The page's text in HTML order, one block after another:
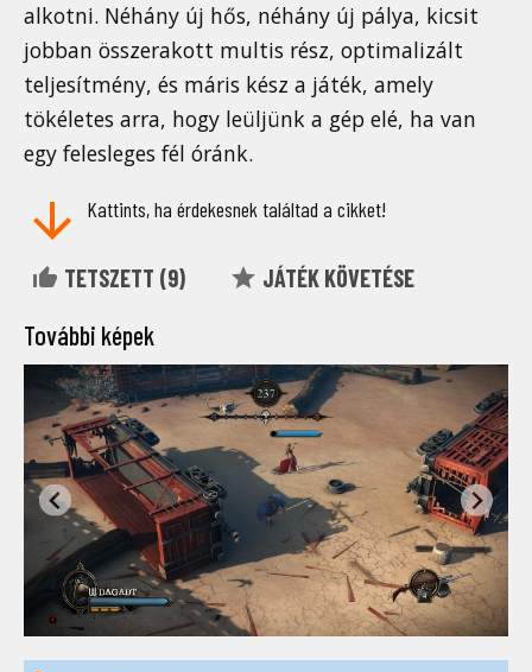
alkotni. Néhány új hős, néhány új pálya, kicsit
jobban összerakott multis rész, optimalizált
teljesítmény, és máris kész a játék, amely
tökéletes arra, hogy leüljünk a gép elé, ha van
egy felesleges fél óránk.
Kattints, ha érdekesnek találtad a cikket!
TETSZETT (9) JÁTÉK KÖVETÉSE
További képek